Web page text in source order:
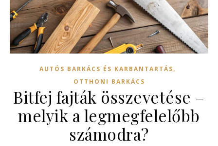
AUTÓS BARKÁCS ÉS KARBANTARTÁS,
OTTHONI BARKÁCS
Bitfej fajták összevetése –
melyik a legmegfelelőbb
számodra?